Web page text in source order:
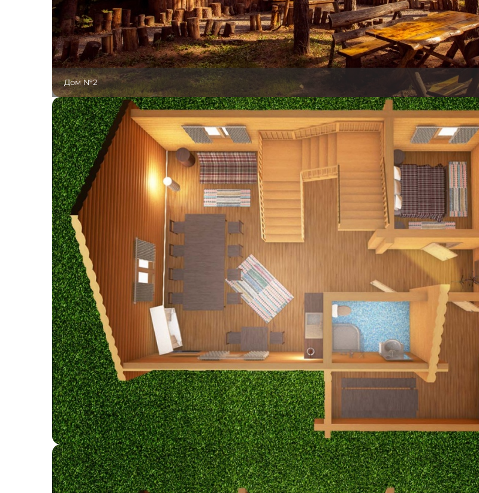
Дом №2